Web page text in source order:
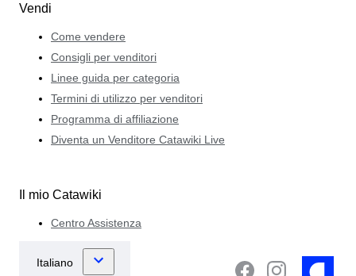
Vendi
Come vendere
Consigli per venditori
Linee guida per categoria
Termini di utilizzo per venditori
Programma di affiliazione
Diventa un Venditore Catawiki Live
Il mio Catawiki
Centro Assistenza